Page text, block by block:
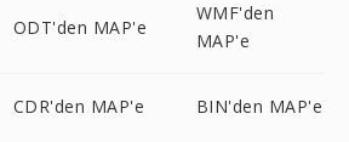
ODT'den MAP'e
WMF'den
MAP'e
CDR'den MAP'e BIN'den MAP'e